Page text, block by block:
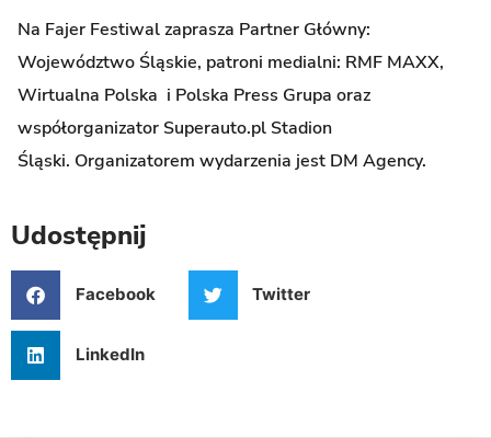
Na Fajer Festiwal zaprasza Partner Główny:
Województwo Śląskie, patroni medialni: RMF MAXX,
Wirtualna Polska i Polska Press Grupa oraz
współorganizator Superauto.pl Stadion
Śląski. Organizatorem wydarzenia jest DM Agency.
Udostępnij
Facebook Twitter
LinkedIn